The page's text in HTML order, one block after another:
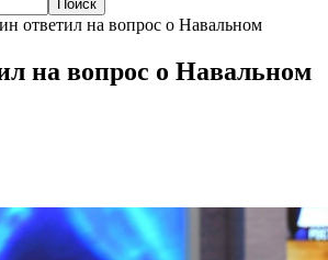
ответил на вопрос о Навальном
на вопрос о Навальном